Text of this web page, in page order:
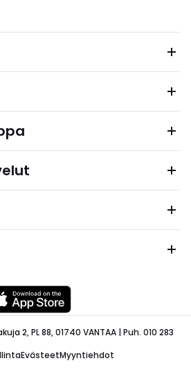
2, PL 88, 01740 VANTAA | Puh. 010 283
EvästeetMyyntiehdot